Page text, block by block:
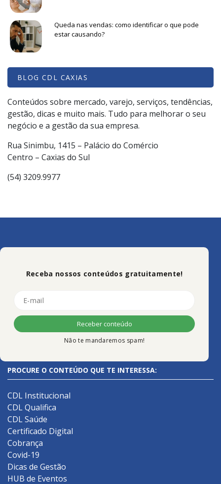
Queda nas vendas: como identificar o que pode
estar causando?
BLOG CDL CAXIAS
Conteúdos sobre mercado, varejo, serviços, tendências,
gestão, dicas e muito mais. Tudo para melhorar o seu
negócio e a gestão da sua empresa.
Rua Sinimbu, 1415 – Palácio do Comércio
Centro – Caxias do Sul
(54) 3209.9977
Receba nossos conteúdos gratuitamente!
Não te mandaremos spam!
PROCURE O CONTEÚDO QUE TE INTERESSA:
CDL Institucional
CDL Qualifica
CDL Saúde
Certificado Digital
Cobrança
Covid-19
Dicas de Gestão
HUB de Eventos